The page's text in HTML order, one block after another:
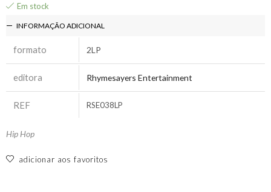
Em stock
INFORMAÇÃO ADICIONAL
formato 2LP
editora Rhymesayers Entertainment
REF RSE038LP
Hip Hop
adicionar aos favoritos